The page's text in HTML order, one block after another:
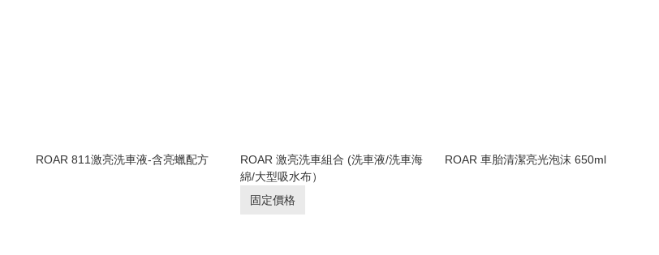
ROAR 811激亮洗車液-含亮蠟配方
ROAR 激亮洗車組合 (洗車液/洗車海
綿/大型吸水布）
固定價格
ROAR 車胎清潔亮光泡沫 650ml